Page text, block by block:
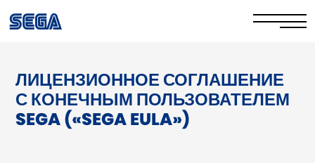
Privacy Policy
Cookie Policy
ЛИЦЕНЗИОННОЕ СОГЛАШЕНИЕ
С КОНЕЧНЫМ ПОЛЬЗОВАТЕЛЕМ
SEGA («SEGA EULA»)